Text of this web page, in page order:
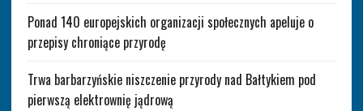
Ponad 140 europejskich organizacji społecznych apeluje o
przepisy chroniące przyrodę
Trwa barbarzyńskie niszczenie przyrody nad Bałtykiem pod
pierwszą elektrownię jądrową